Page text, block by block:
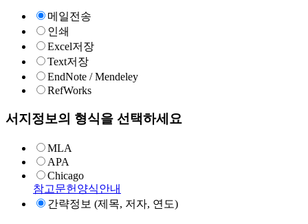
메일전송
인쇄
Excel저장
Text저장
EndNote / Mendeley
RefWorks
서지정보의 형식을 선택하세요
MLA
APA
Chicago
참고문헌양식안내
간략정보 (제목, 저자, 연도)